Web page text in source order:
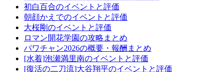
初白百合のイベントと評価
朝顔かえでのイベントと評価
大桜剛のイベントと評価
ロマン開花学園の攻略まとめ
パワチャン2026の概要・報酬まとめ
[水着]泡瀬満里南のイベントと評価
[復活の二刀流]大谷翔平のイベントと評価